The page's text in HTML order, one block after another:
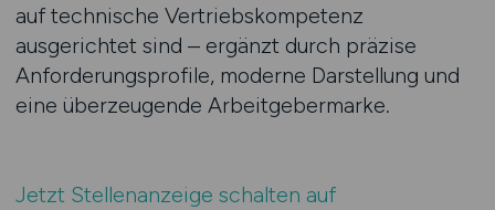
auf technische Vertriebskompetenz
ausgerichtet sind – ergänzt durch präzise
Anforderungsprofile, moderne Darstellung und
eine überzeugende Arbeitgebermarke.
Jetzt Stellenanzeige schalten auf